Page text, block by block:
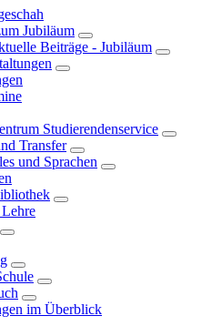
Jubiläum
Beiträge - Jubiläum
Studierendenservice
Transfer
und Sprachen
im Überblick